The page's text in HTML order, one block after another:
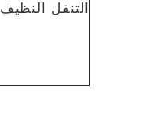
التنقل النظيف